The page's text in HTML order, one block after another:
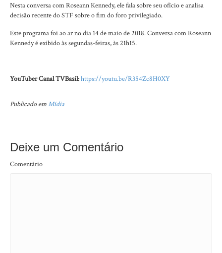
Nesta conversa com Roseann Kennedy, ele fala sobre seu ofício e analisa
decisão recente do STF sobre o fim do foro privilegiado.
Este programa foi ao ar no dia 14 de maio de 2018. Conversa com Roseann
Kennedy é exibido às segundas-feiras, às 21h15.
YouTuber Canal TVBasil:https://youtu.be/R354Zc8H0XY
Publicado emMídia
Deixe um Comentário
Comentário